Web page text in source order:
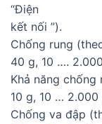
“Điện
kết nối ”).
Chống rung
40 g, 10 ….
Khả năng
10 g, 10 … 2.000
Chống va đập